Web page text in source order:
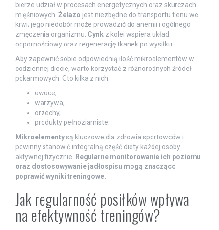
bierze udział w procesach energetycznych oraz skurczach
mięśniowych. Żelazo jest niezbędne do transportu tlenu we
krwi; jego niedobór może prowadzić do anemii i ogólnego
zmęczenia organizmu. Cynk z kolei wspiera układ
odpornościowy oraz regenerację tkanek po wysiłku.
Aby zapewnić sobie odpowiednią ilość mikroelementów w
codziennej diecie, warto korzystać z różnorodnych źródeł
pokarmowych. Oto kilka z nich:
owoce,
warzywa,
orzechy,
produkty pełnoziarniste.
Mikroelementysą kluczowe dla zdrowia sportowców i
powinny stanowić integralną część diety każdej osoby
aktywnej fizycznie. Regularne monitorowanie ich poziomu
oraz dostosowywanie jadłospisu mogą znacząco
poprawić wyniki treningowe.
Jak regularność posiłków wpływa
na efektywność treningów?